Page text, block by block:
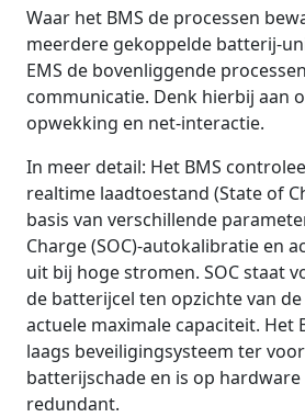
Waar het BMS de processen
meerdere gekoppelde batterij-
EMS de bovenliggende
communicatie. Denk hierbij aan
opwekking en net-interactie.
In meer detail: Het BMS
realtime laadtoestand (State of
basis van verschillende
Charge (SOC)-autokalibratie en
uit bij hoge stromen. SOC staat
de batterijcel ten opzichte van
actuele maximale capaciteit. Het
laags beveiligingsysteem ter
batterijschade en is op hardware
redundant.